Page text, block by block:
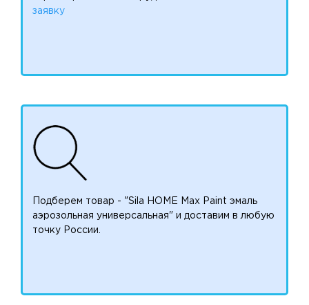
заявку
Подберем товар - "Sila HOME Max Paint эмаль
аэрозольная универсальная" и доставим в любую
точку России.